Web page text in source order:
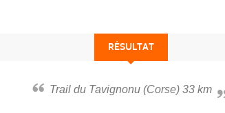
RÉSULTAT
Trail du Tavignonu (Corse) 33 km